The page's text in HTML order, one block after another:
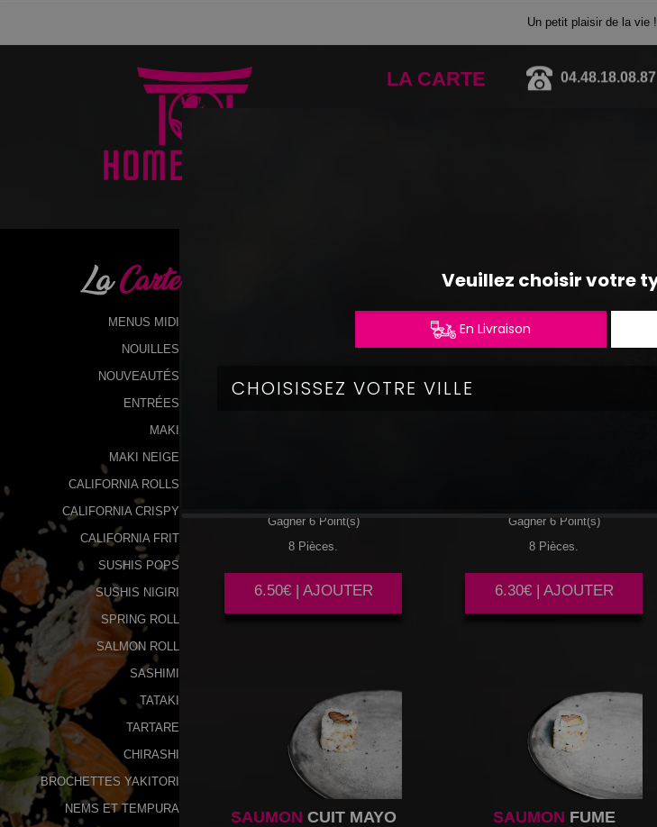
Un petit plaisir de la vie !
LA CARTE 04.48.18.08.87
LaCarte
MENUS MIDI
NOUILLES
NOUVEAUTÉS
ENTRÉES
MAKI
MAKI NEIGE
CALIFORNIA ROLLS
CALIFORNIA CRISPY
CALIFORNIA FRIT
SUSHIS POPS
SUSHIS NIGIRI
SPRING ROLL
SALMON ROLL
SASHIMI
TATAKI
TARTARE
CHIRASHI
BROCHETTES YAKITORI
NEMS ET TEMPURA
Gagner 6 Point(s)
8 Pièces.
6.50€ | AJOUTER
Gagner 6 Point(s)
8 Pièces.
6.30€ | AJOUTER
SAUMON CUIT MAYO
SAUMON FUME